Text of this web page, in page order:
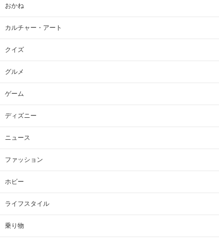
おかね
カルチャー・アート
クイズ
グルメ
ゲーム
ディズニー
ニュース
ファッション
ホビー
ライフスタイル
乗り物